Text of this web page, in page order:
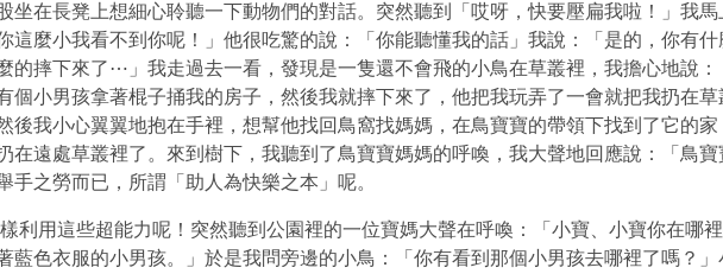
坐在長凳上想細心聆聽一下動物們的對話。突然聽到「哎呀，快要壓扁我啦！」我
這麼小我看不到你呢！」他很吃驚的說：「你能聽懂我的話」我說：「是的，你有
的摔下來了⋯」我走過去一看，發現是一隻還不會飛的小鳥在草叢裡，我擔心地說
個小男孩拿著棍子捅我的房子，然後我就摔下來了，他把我玩弄了一會就把我扔在
後我小心翼翼地抱在手裡，想幫他找回鳥窩找媽媽，在鳥寶寶的帶領下找到了它的
在遠處草叢裡了。來到樹下，我聽到了鳥寶寶媽媽的呼喚，我大聲地回應說：「鳥
之勞而已，所謂「助人為快樂之本」呢。
用這些超能力呢！突然聽到公園裡的一位寶媽大聲在呼喚：「小寶、小寶你在哪
藍色衣服的小男孩。」於是我問旁邊的小鳥：「你有看到那個小男孩去哪裡了嗎？